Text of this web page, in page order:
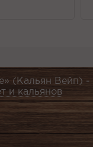
(Кальян Вейп) -
и кальянов